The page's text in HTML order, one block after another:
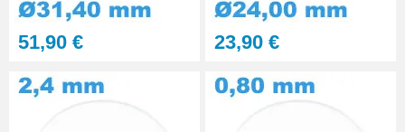
Kit polissage pâte diamantée
matériaux durs 6 seringues
51,90 € 23,90 €